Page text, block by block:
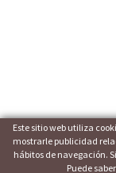
Este sitio web utiliza
mostrarle publicidad
hábitos de navegación.
Puede